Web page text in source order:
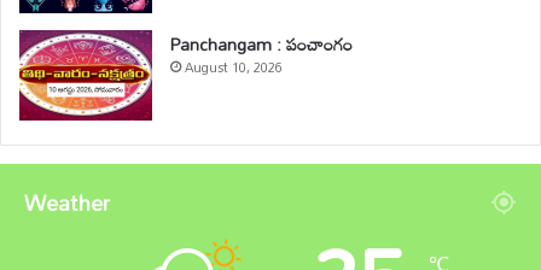
Panchangam : పంచాంగం
August 10, 2026
Weather